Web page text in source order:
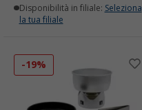
Disponibilità in filiale: Seleziona
la tua filiale
-19%